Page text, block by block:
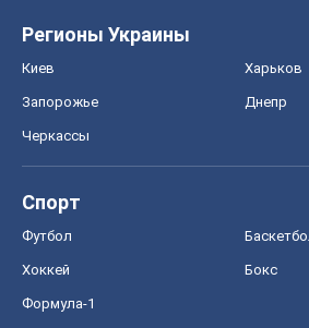
Регионы Украины
Киев Харьков
Запорожье Днепр
Черкассы
Спорт
Футбол
Хоккей Бокс
Формула-1